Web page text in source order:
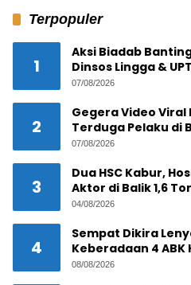
Terpopuler
1
Aksi Biadab
Dinsos Lingga &
Lacak Pelaku
07/08/2026
2
Gegera Video
Terduga Pelaku di
Tanjungpinang
07/08/2026
3
Dua HSC Kabur,
Aktor di Balik 1,6
Pekajang ?
04/08/2026
4
Sempat Dikira
Keberadaan 4 ABK
Akhirnya Terkuak!
08/08/2026